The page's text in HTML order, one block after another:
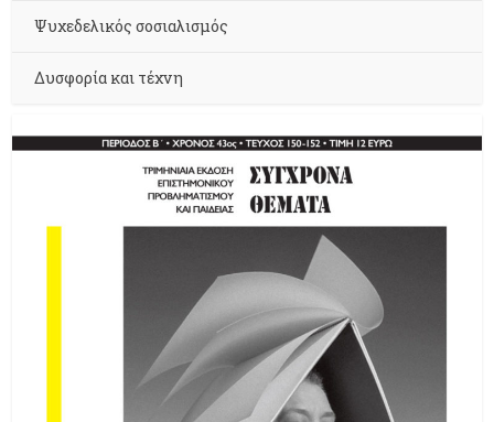
Ψυχεδελικός σοσιαλισμός
Δυσφορία και τέχνη